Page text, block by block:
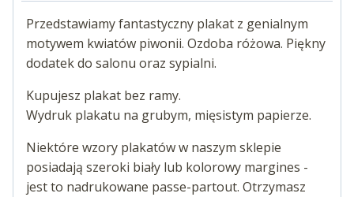
Przedstawiamy fantastyczny plakat z genialnym
motywem kwiatów piwonii. Ozdoba różowa. Piękny
dodatek do salonu oraz sypialni.
Kupujesz plakat bez ramy.
Wydruk plakatu na grubym, mięsistym papierze.
Niektóre wzory plakatów w naszym sklepie
posiadają szeroki biały lub kolorowy margines -
jest to nadrukowane passe-partout. Otrzymasz